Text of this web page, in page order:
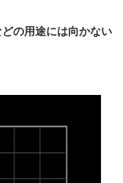
の用途には向かない